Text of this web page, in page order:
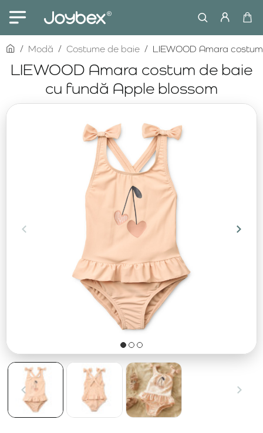
LIEWOOD Amara costum de baie
cu fundă Apple blossom
homeModă Costume de baie LIEWOOD Amara